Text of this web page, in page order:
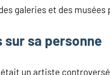
galeries et des
sur sa personne
un artiste